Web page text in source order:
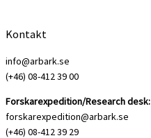
Kontakt
info@arbark.se
(+46) 08-412 39 00
Forskarexpedition/Research desk:
forskarexpedition@arbark.se
(+46) 08-412 39 29